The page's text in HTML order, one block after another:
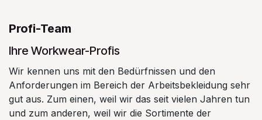
Profi-Team
Ihre Workwear-Profis
Wir kennen uns mit den Bedürfnissen und den
Anforderungen im Bereich der Arbeitsbekleidung sehr
gut aus. Zum einen, weil wir das seit vielen Jahren tun
und zum anderen, weil wir die Sortimente der